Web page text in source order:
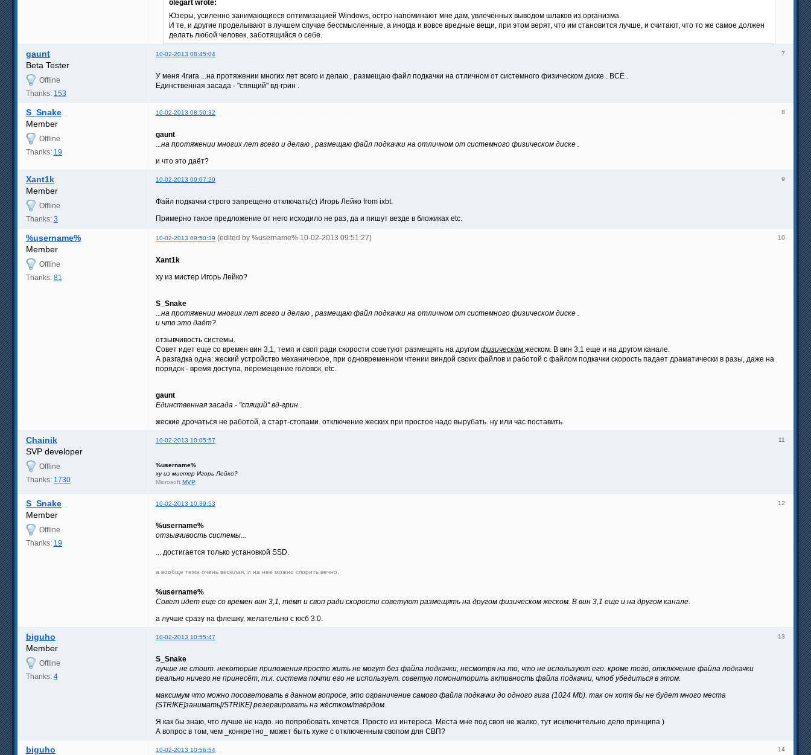
olegart wrote:
Юзеры, усиленно занимающиеся оптимизацией Windows, остро напоминают мне дам, увлечённых выводом шлаков из организма.
И те, и другие проделывают в лучшем случае бессмысленные, а иногда и вовсе вредные вещи, при этом верят, что им становится лучше, и считают, что то же самое должен
делать любой человек, заботящийся о себе.
7
gaunt 10-02-2013 08:45:04
Beta Tester
Offline
Thanks: 153
У меня 4гига ...на протяжении многих лет всего и делаю , размещаю файл подкачки на отличном от системного физическом диске . ВСЁ .
Единственная засада - "спящий" вд-грин .
8
S_Snake 10-02-2013 08:50:32
Member
Offline
Thanks: 19
gaunt
...на протяжении многих лет всего и делаю , размещаю файл подкачки на отличном от системного физическом диске .
и что это даёт?
9
Xant1k 10-02-2013 09:07:29
Member
Offline
Thanks: 3
Файл подкачки строго запрещено отключать(с) Игорь Лейко from ixbt.
Примерно такое предложение от него исходило не раз, да и пишут везде в бложиках etc.
10
%username% 10-02-2013 09:50:39 (edited by %username% 10-02-2013 09:51:27)
Member
Offline
Thanks: 81
Xant1k
ху из мистер Игорь Лейко?
S_Snake
...на протяжении многих лет всего и делаю , размещаю файл подкачки на отличном от системного физическом диске .
и что это даёт?
отзывчивость системы.
Совет идет еще со времен вин 3,1, темп и своп ради скорости советуют размещять на другом физическом жеском. В вин 3,1 еще и на другом канале.
А разгадка одна: жеский устройство механическое, при одновременном чтении виндой своих файлов и работой с файлом подкачки скорость падает драматически в разы, даже на
порядок - время доступа, перемещение головок, etc.
gaunt
Единственная засада - "спящий" вд-грин .
жеские дрочаться не работой, а старт-стопами. отключение жеских при простое надо вырубать. ну или час поставить
11
Chainik 10-02-2013 10:05:57
SVP developer
Offline
Thanks: 1730
%username%
ху из мистер Игорь Лейко?
Microsoft MVP
12
S_Snake 10-02-2013 10:39:53
Member
Offline
Thanks: 19
%username%
отзывчивость системы...
... достигается только установкой SSD.
а вообще тема очень весёлая, и на неё можно спорить вечно.
%username%
Совет идет еще со времен вин 3,1, темп и своп ради скорости советуют размещять на другом физическом жеском. В вин 3,1 еще и на другом канале.
а лучше сразу на флешку, желательно с юсб 3.0.
13
biguho 10-02-2013 10:55:47
Member
Offline
Thanks: 4
S_Snake
лучше не стоит. некоторые приложения просто жить не могут без файла подкачки, несмотря на то, что не используют его. кроме того, отключение файла подкачки
реально ничего не принесёт, т.к. система почти его не использует. советую помониторить активность файла подкачки, чтоб убедиться в этом.
максимум что можно посоветовать в данном вопросе, это ограничение самого файла подкачки до одного гига (1024 Mb). так он хотя бы не будет много места
[STRIKE]занимать[/STRIKE] резервировать на жёстком/твёрдом.
Я как бы знаю, что лучше не надо. но попробовать хочется. Просто из интереса. Места мне под своп не жалко, тут исключительно дело принципа )
А вопрос в том, чем _конкретно_ может быть хуже с отключенным свопом для СВП?
14
biguho 10-02-2013 10:56:54